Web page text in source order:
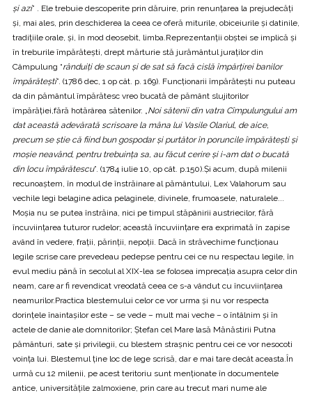
şi azi” . Ele trebuie descoperite prin dăruire, prin renunţarea la prejudecăţi
şi, mai ales, prin deschiderea la ceea ce oferă miturile, obiceiurile şi datinile,
tradiţiile orale, şi, în mod deosebit, limba.Reprezentanţii obştei se implică şi
în treburile împărăteşti, drept mărturie stă jurământul juraţilor din
Câmpulung “rânduiţi de scaun şi de sat să facă cislă împărţirei banilor
împărăteşti”. (1786 dec, 1 op cât. p. 169). Funcţionarii împărăteşti nu puteau
da din pământul împărătesc vreo bucată de pământ slujitorilor
împărăţiei,fără hotărârea sătenilor. „ Noi sătenii din vatra Cîmpulungului am
dat această adevărată scrisoare la mâna lui Vasile Olariul, de aice,
precum se ştie că fiind bun gospodar şi purtător în poruncile împărăteşti şi
moşie neavând, pentru trebuinţa sa, au făcut cerire şi i-am dat o bucată
din locu împărătescu”. (1784 iulie 10, op cât. p.150).Şi acum, după milenii
recunoaştem, în modul de înstrăinare al pământului, Lex Valahorum sau
vechile legi belagine adica pelaginele, divinele, frumoasele, naturalele...
Moşia nu se putea înstrăina, nici pe timpul stăpânirii austriecilor, fără
încuviinţarea tuturor rudelor; această încuviinţare era exprimată în zapise
având în vedere, fraţii, părinţii, nepoţii. Dacă în străvechime funcţionau
legile scrise care prevedeau pedepse pentru cei ce nu respectau legile, în
evul mediu până în secolul al XIX-lea se folosea imprecaţia asupra celor din
neam, care ar fi revendicat vreodată ceea ce s-a vândut cu încuviinţarea
neamurilor.Practica blestemului celor ce vor urma şi nu vor respecta
dorinţele înaintaşilor este – se vede – mult mai veche – o întâlnim şi în
actele de danie ale domnitorilor; Ştefan cel Mare lasă Mănăstirii Putna
pământuri, sate şi privilegii, cu blestem straşnic pentru cei ce vor nesocoti
voinţa lui. Blestemul ţine loc de lege scrisă, dar e mai tare decât aceasta.În
urmă cu 12 milenii, pe acest teritoriu sunt menţionate în documentele
antice, universităţile zalmoxiene, prin care au trecut mari nume ale